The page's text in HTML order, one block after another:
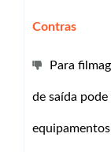
Contras
Para
de saída